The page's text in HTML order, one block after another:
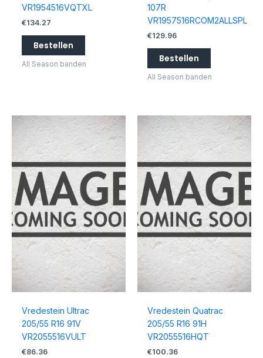
VR1954516VQTXL
€134.27
Bestellen
All Season banden
107R
VR1957516RCOM2ALLSPL
€129.96
Bestellen
All Season banden
Vredestein Ultrac
205/55 R16 91V
VR2055516VULT
€86.36
Vredestein Quatrac
205/55 R16 91H
VR2055516HQT
€100.36